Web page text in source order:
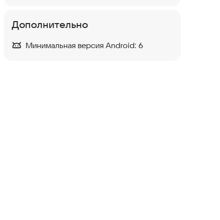
Дополнительно
Минимальная версия Android: 6